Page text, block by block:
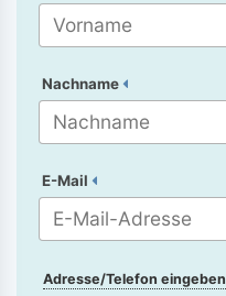
Nachname
E-Mail
Adresse/Telefon eingeben